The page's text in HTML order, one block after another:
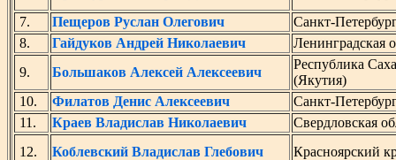
7.
Пещеров Руслан Олегович
Санкт-
8.
Гайдуков Андрей Николаевич
Ленинградская
9.
Большаков Алексей Алексеевич
Республика Саха
(Якутия)
10.
Филатов Денис Алексеевич
Санкт-
11.
Краев Владислав Николаевич
Свердловская
12.
Коблевский Владислав Глебович Красноярский